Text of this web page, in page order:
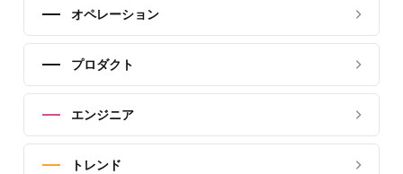
オペレーション
プロダクト
エンジニア
トレンド